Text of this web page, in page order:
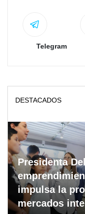
Telegram
DESTACADOS
Presidenta
impulsa la
mercados